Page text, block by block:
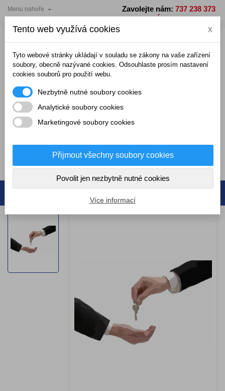
Přidat do seznamu přání ×
add_circle_outline Vytvořit nový seznam
Vytvořit seznam přání ×
Zrušit Vytvořit seznam přání
Přihlásit se ×
Musíte být přihlášení, abyste mohli ukládat produkty do
seznamu přání.
Zrušit Přihlásit se
Menu nahoře  Zavolejte nám: 737 238 373
PO - PÁ: 7 - 15 hodin
0,00 Kč
Tento web využívá cookies x
Tyto webové stránky ukládají v souladu se zákony na vaše zařízení
soubory, obecně nazývané cookies. Odsouhlaste prosím nastavení
cookies souborů pro použití webu.
Nezbytně nutné soubory cookies
Analytické soubory cookies
Marketingové soubory cookies
Přijmout všechny soubory cookies
Povolit jen nezbytně nutné cookies
Více informací